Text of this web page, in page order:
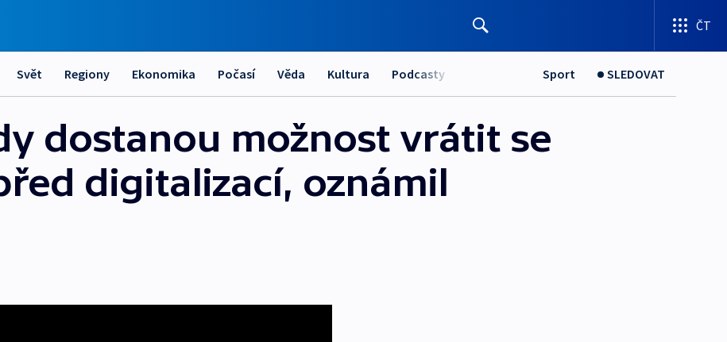
ČT
Svět Regiony Ekonomika Počasí Věda Kultura Podcasty Sport SLEDOVAT
dostanou možnost vrátit se
digitalizací, oznámil